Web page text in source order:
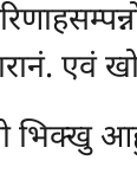
एवं
भिक्खु